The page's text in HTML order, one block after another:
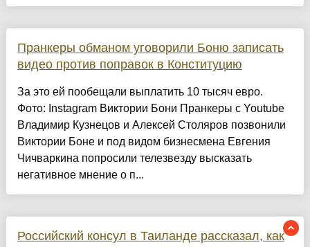
Пранкеры обманом уговорили Боню записать
видео против поправок в Конституцию
За это ей пообещали выплатить 10 тысяч евро.
Фото: Instagram Виктории Бони Пранкеры с Youtube
Владимир Кузнецов и Алексей Столяров позвонили
Виктории Боне и под видом бизнесмена Евгения
Чичваркина попросили телезвезду высказать
негативное мнение о п...
Российский консул в Таиланде рассказал, как